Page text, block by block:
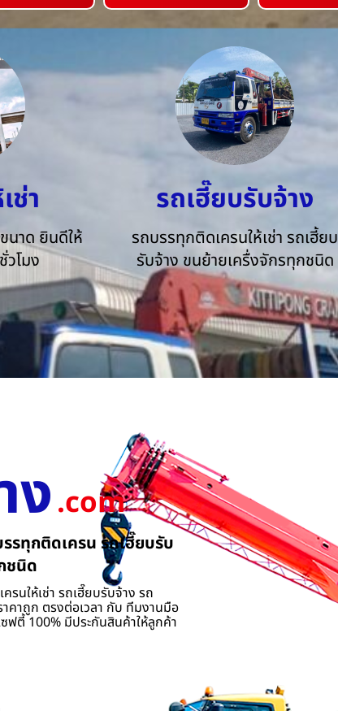
ช่า
นาด ยินดีให้
โมง
รถเฮี๊ยบรับจ้าง
รถบรรทุกติดเครนให้เช่า รถเฮี้ยบ
รับจ้าง ขนย้ายเครื่งจักรทุกชนิด
ง.com
รรทุกติดเครน รถเฮี๊ยบรับ
ชนิด
รนให้เช่า รถเฮี๊ยบรับจ้าง รถ
คาถูก ตรงต่อเวลา กับ ทีมงานมือ
ฟตี้ 100% มีประกันสินค้าให้ลูกค้า